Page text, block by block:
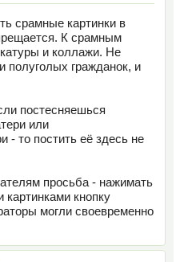
срамные картинки в
К срамным
и коллажи. Не
полуголых гражданок, и
постесняешься
или
- то постить её здесь не
просьба - нажимать
кнопку
могли своевременно